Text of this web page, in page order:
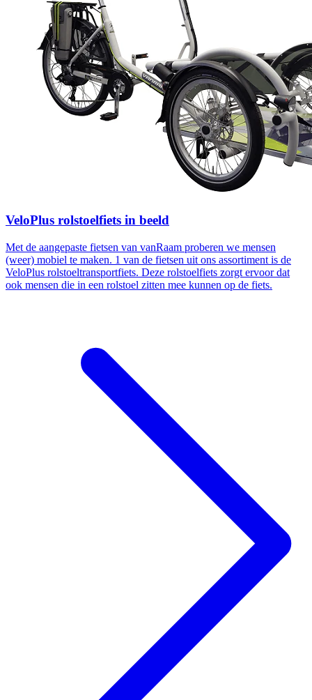
VeloPlus rolstoelfiets in beeld
Met de aangepaste fietsen van vanRaam proberen we mensen
(weer) mobiel te maken. 1 van de fietsen uit ons assortiment is de
VeloPlus rolstoeltransportfiets. Deze rolstoelfiets zorgt ervoor dat
ook mensen die in een rolstoel zitten mee kunnen op de fiets.